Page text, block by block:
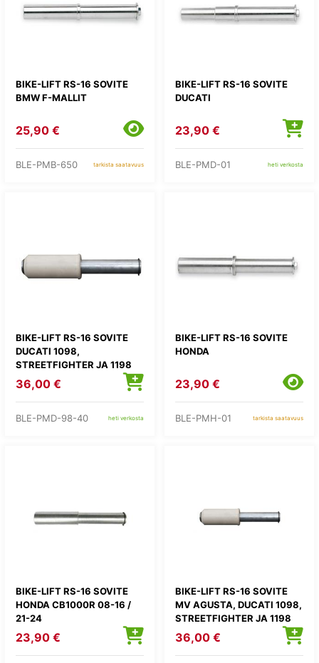
BIKE-LIFT RS-16 SOVITE
BMW F-MALLIT
25,90 €
BLE-PMB-650 tarkista saatavuus
BIKE-LIFT RS-16 SOVITE
DUCATI
23,90 €
BLE-PMD-01 heti verkosta
BIKE-LIFT RS-16 SOVITE
DUCATI 1098,
STREETFIGHTER JA 1198
36,00 €
BLE-PMD-98-40 heti verkosta
BIKE-LIFT RS-16 SOVITE
HONDA
23,90 €
BLE-PMH-01 tarkista saatavuus
BIKE-LIFT RS-16 SOVITE
HONDA CB1000R 08-16 /
21-24
23,90 €
BIKE-LIFT RS-16 SOVITE
MV AGUSTA, DUCATI 1098,
STREETFIGHTER JA 1198
36,00 €